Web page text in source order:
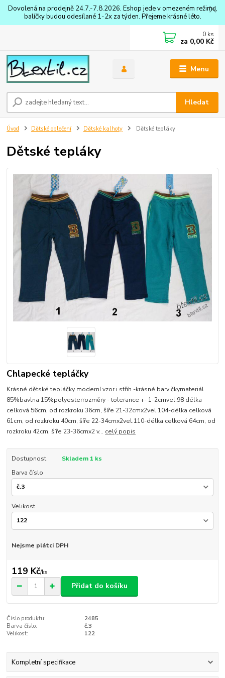
Dovolená na prodejně 24.7.-7.8.2026. Eshop jede v omezeném režimu,
balíčky budou odesílané 1-2x za týden. Přejeme krásné léto.
Menu
Hledat
0 ks
za 0,00 Kč
Úvod Dětské oblečení Dětské kalhoty Dětské tepláky
Dětské tepláky
Chlapecké tepláčky
Krásné dětské tepláčky moderní vzor i střih -krásné barvičkymateriál
85%bavlna 15%polyesterrozměry - tolerance +- 1-2cmvel.98 délka
celková 56cm, od rozkroku 36cm, šíře 21-32cmx2vel.104-délka celková
61cm, od rozkroku 40cm, šíře 22-34cmx2vel.110-délka celková 64cm, od
rozkroku 42cm, šíře 23-36cmx2 v... celý popis
Dostupnost
Skladem 1 ks
Barva číslo
Velikost
Nejsme plátci DPH
119 Kč/ks
Přidat do košíku
Číslo produktu:
2485
Barva číslo:
č.3
Velikost:
122
Kompletní specifikace